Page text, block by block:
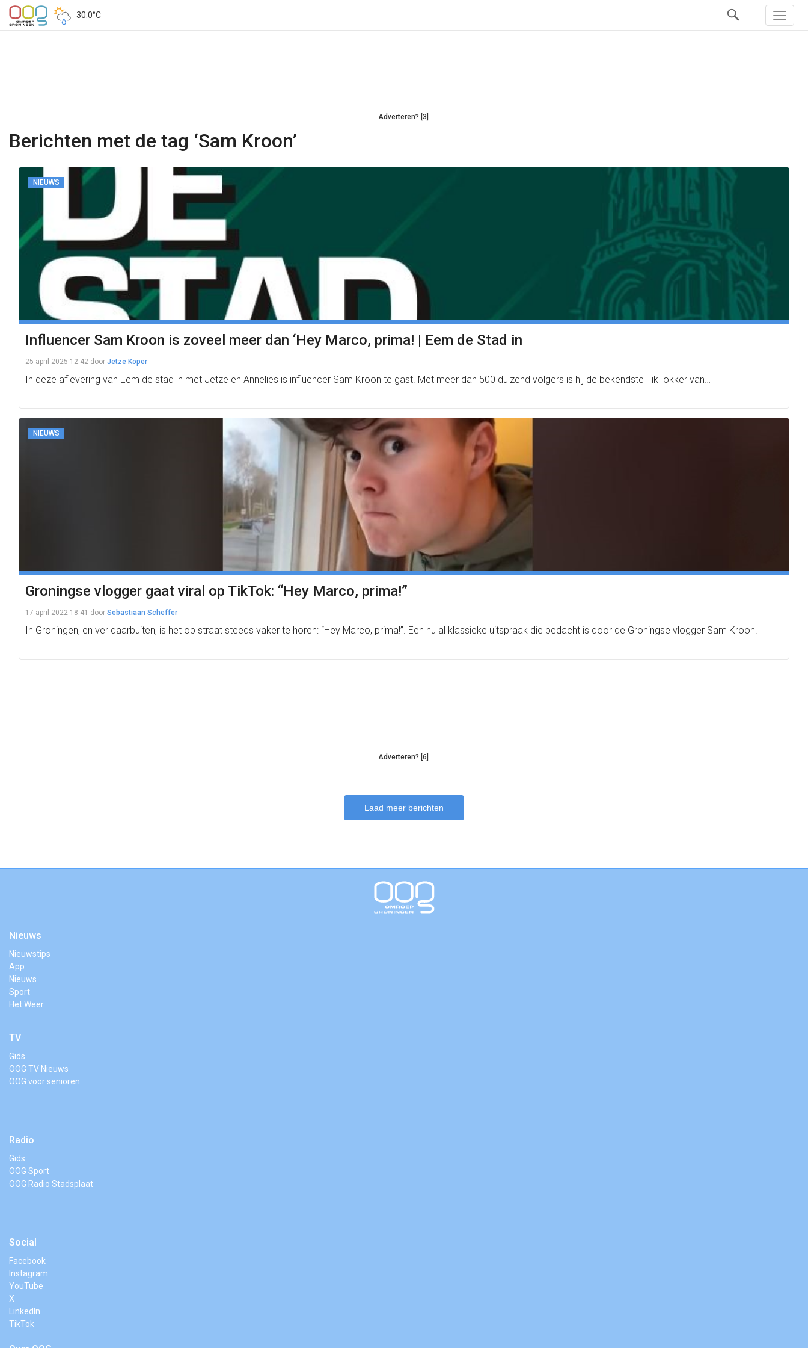
30.0°C
Adverteren? [3]
Berichten met de tag ‘Sam Kroon’
NIEUWS
Influencer Sam Kroon is zoveel meer dan ‘Hey Marco, prima! | Eem de Stad in
25 april 2025 12:42 door Jetze Koper
In deze aflevering van Eem de stad in met Jetze en Annelies is influencer Sam Kroon te gast. Met meer dan 500 duizend volgers is hij de bekendste TikTokker van…
NIEUWS
Groningse vlogger gaat viral op TikTok: “Hey Marco, prima!”
17 april 2022 18:41 door Sebastiaan Scheffer
In Groningen, en ver daarbuiten, is het op straat steeds vaker te horen: “Hey Marco, prima!”. Een nu al klassieke uitspraak die bedacht is door de Groningse vlogger Sam Kroon.
Adverteren? [6]
Laad meer berichten
Nieuws
Nieuwstips
App
Nieuws
Sport
Het Weer
TV
Gids
OOG TV Nieuws
OOG voor senioren
Radio
Gids
OOG Sport
OOG Radio Stadsplaat
Social
Facebook
Instagram
YouTube
X
LinkedIn
TikTok